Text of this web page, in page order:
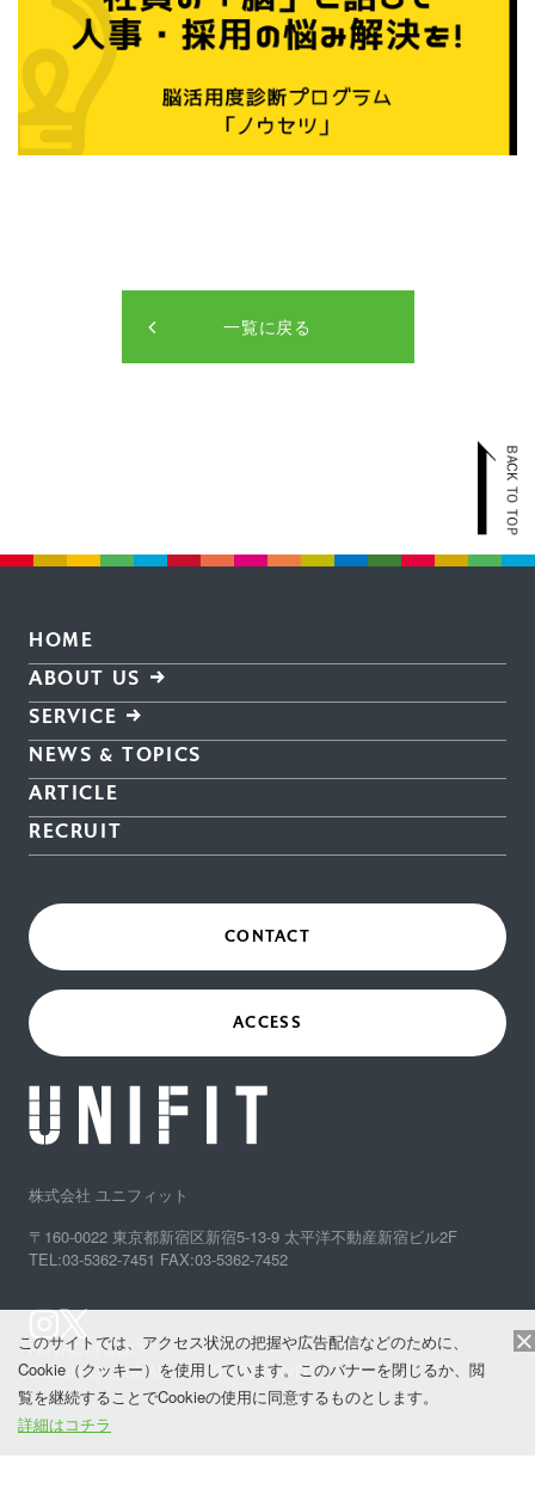
一覧に戻る
このサイトでは、アクセス状況の把握や広告配信などのために、
Cookie（クッキー）を使用しています。このバナーを閉じるか、閲
覧を継続することでCookieの使用に同意するものとします。
詳細はコチラ
HOME
ABOUT US
SERVICE
NEWS & TOPICS
ARTICLE
RECRUIT
CONTACT
ACCESS
株式会社 ユニフィット
〒160-0022 東京都新宿区新宿5-13-9 太平洋不動産新宿ビル2F
TEL:03-5362-7451 FAX:03-5362-7452
PRIVACY POLICY
© Unifit Co.,Ltd. ALL RIGHTS RESERVED.